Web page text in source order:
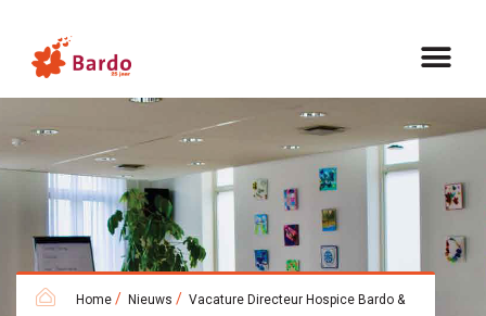
Home / Nieuws / Vacature Directeur Hospice Bardo &